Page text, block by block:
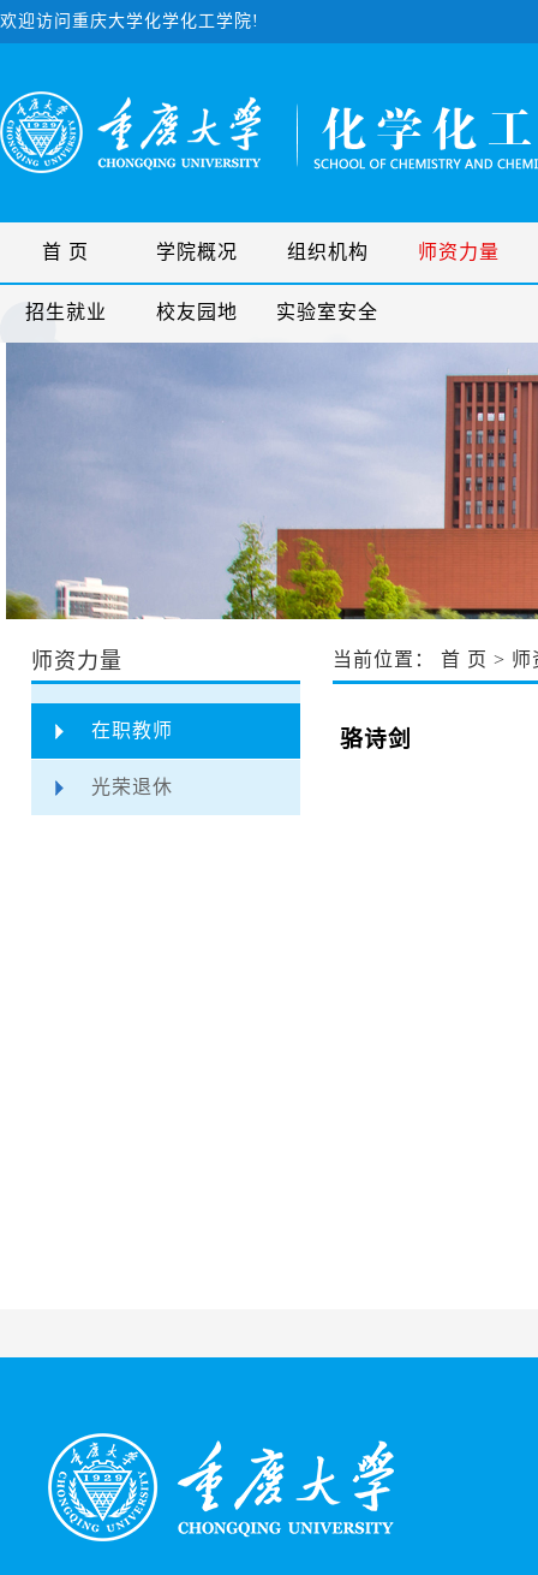
欢迎访问重庆大学化学化工学院!
首 页 学院概况 组织机构 师资力量
招生就业 校友园地 实验室安全
师资力量
在职教师
光荣退休
当前位置： 首 页 > 师
骆诗剑